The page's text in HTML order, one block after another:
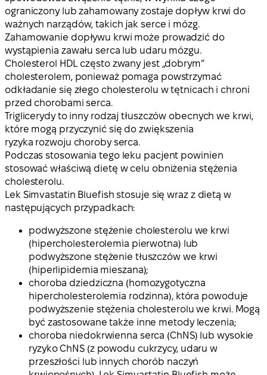
ograniczony lub zahamowany zostaje dopływ krwi do
ważnych narządów, takich jak serce i mózg.
Zahamowanie dopływu krwi może prowadzić do
wystąpienia zawału serca lub udaru mózgu.
Cholesterol HDL często zwany jest „dobrym”
cholesterolem, ponieważ pomaga powstrzymać
odkładanie się złego cholesterolu w tętnicach i chroni
przed chorobami serca.
Triglicerydy to inny rodzaj tłuszczów obecnych we krwi,
które mogą przyczynić się do zwiększenia
ryzyka rozwoju choroby serca.
Podczas stosowania tego leku pacjent powinien
stosować właściwą dietę w celu obniżenia stężenia
cholesterolu.
Lek Simvastatin Bluefish stosuje się wraz z dietą w
następujących przypadkach:
podwyższone stężenie cholesterolu we krwi
(hipercholesterolemia pierwotna) lub
podwyższone stężenie tłuszczów we krwi
(hiperlipidemia mieszana);
choroba dziedziczna (homozygotyczna
hipercholesterolemia rodzinna), która powoduje
podwyższenie stężenia cholesterolu we krwi. Mogą
być zastosowane także inne metody leczenia;
choroba niedokrwienna serca (ChNS) lub wysokie
ryzyko ChNS (z powodu cukrzycy, udaru w
przeszłości lub innych chorób naczyń